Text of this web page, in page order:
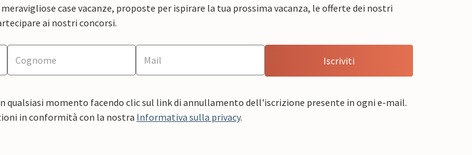
case vacanze, proposte per ispirare la tua prossima vacanza, le offerte dei nostri
ai nostri concorsi.
Iscriviti
qualsiasi momento facendo clic sul link di annullamento dell'iscrizione presente in ogni e-mail.
in conformità con la nostra Informativa sulla privacy.